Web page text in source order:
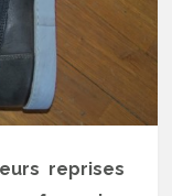
reprises